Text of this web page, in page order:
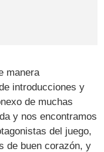
manera
introducciones y
de muchas
y nos encontramos
del juego,
de buen corazón, y